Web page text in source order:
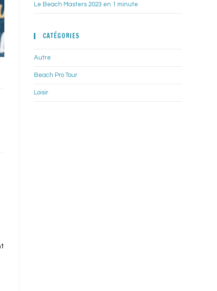
Le Beach Masters 2023 en 1 minute
CATÉGORIES
Autre
Beach Pro Tour
Loisir